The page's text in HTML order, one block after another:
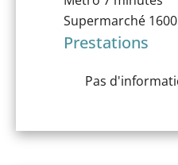
Supermarché
Prestations
Pas